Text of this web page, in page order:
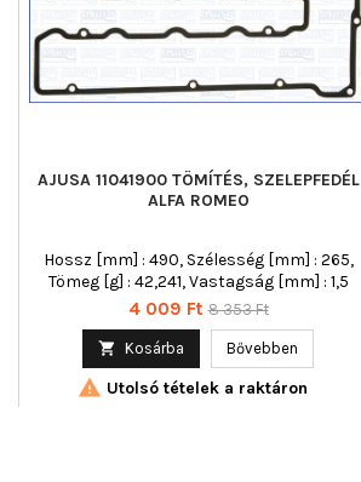
AJUSA 11041900 TÖMÍTÉS, SZELEPFEDÉL
ALFA ROMEO
Hossz [mm] : 490, Szélesség [mm] : 265,
Tömeg [g] : 42,241, Vastagság [mm] : 1,5
Ár
4 009 Ft Normál
8 353 Ft
 Kosárba Bővebben
 Utolsó tételek a raktáron